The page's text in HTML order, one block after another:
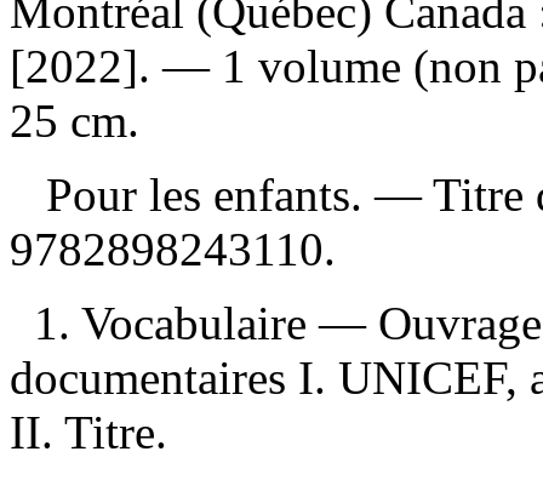
Montréal (Québec)
[2022]. — 1 volume (non
25 cm.
Pour les enfants. —
9782898243110.
1. Vocabulaire —
documentaires I. UNICEF,
II. Titre.